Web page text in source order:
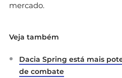
mercado.
Veja também
Dacia Spring está mais
de combate